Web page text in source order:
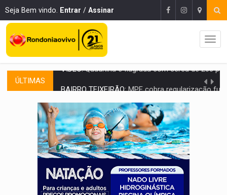
Seja Bem vindo. Entrar / Assinar
ÚLTIMAS MPF cobra regularização fundiária da
SUCESSO NA ABERTURA:2ª Feira Rondônia Empreendedora segue no Espaço
REESTRUTURAÇÃO:Secretário da Seinfra de Porto Velho pede
SAÚDE INDÍGENA:Pirahã terão consultas e exames especializados durante
Dia dos pais deve movimentar R$ 8,5 bilhões e RO
DIA DOS PAIS: Bailarina da Praça organiza celebração gratuita